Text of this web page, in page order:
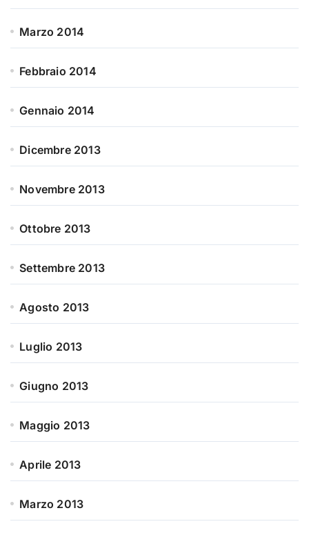
Marzo 2014
Febbraio 2014
Gennaio 2014
Dicembre 2013
Novembre 2013
Ottobre 2013
Settembre 2013
Agosto 2013
Luglio 2013
Giugno 2013
Maggio 2013
Aprile 2013
Marzo 2013